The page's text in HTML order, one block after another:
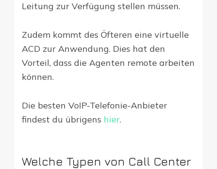
Leitung zur Verfügung stellen müssen.
Zudem kommt des Öfteren eine virtuelle
ACD zur Anwendung. Dies hat den
Vorteil, dass die Agenten remote arbeiten
können.
Die besten VoIP-Telefonie-Anbieter
findest du übrigens hier.
Welche Typen von Call Center